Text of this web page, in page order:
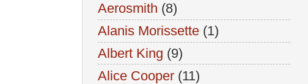
Aerosmith (8)
Alanis Morissette (1)
Albert King (9)
Alice Cooper (11)